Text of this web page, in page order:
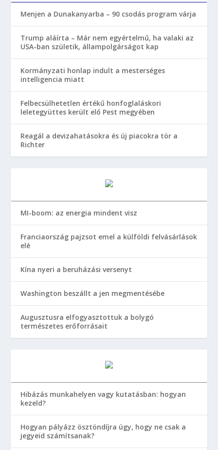
Menjen a Dunakanyarba – 90 csodás program várja
Trump aláírta – Már nem egyértelmű, ha valaki az
USA-ban születik, állampolgárságot kap
Kormányzati honlap indult a mesterséges
intelligencia miatt
Felbecsülhetetlen értékű honfoglaláskori
leletegyüttes került elő Pest megyében
Reagál a devizahatásokra és új piacokra tör a
Richter
MI-boom: az energia mindent visz
Franciaország pajzsot emel a külföldi felvásárlások
elé
Kína nyeri a beruházási versenyt
Washington beszállt a jen megmentésébe
Augusztusra elfogyasztottuk a bolygó
természetes erőforrásait
Hibázás munkahelyen vagy kutatásban: hogyan
kezeld?
Hogyan pályázz ösztöndíjra úgy, hogy ne csak a
jegyeid számítsanak?